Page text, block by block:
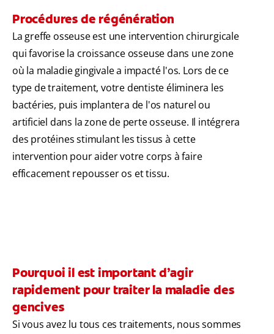
Procédures de régénération
La greffe osseuse est une intervention chirurgicale
qui favorise la croissance osseuse dans une zone
où la maladie gingivale a impacté l'os. Lors de ce
type de traitement, votre dentiste éliminera les
bactéries, puis implantera de l'os naturel ou
artificiel dans la zone de perte osseuse. Il intégrera
des protéines stimulant les tissus à cette
intervention pour aider votre corps à faire
efficacement repousser os et tissu.
Pourquoi il est important d’agir
rapidement pour traiter la maladie des
gencives
Si vous avez lu tous ces traitements, nous sommes